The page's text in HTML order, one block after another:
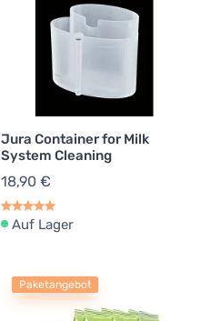
Jura Container for Milk
System Cleaning
18,90 €
Auf Lager
Paketangebot